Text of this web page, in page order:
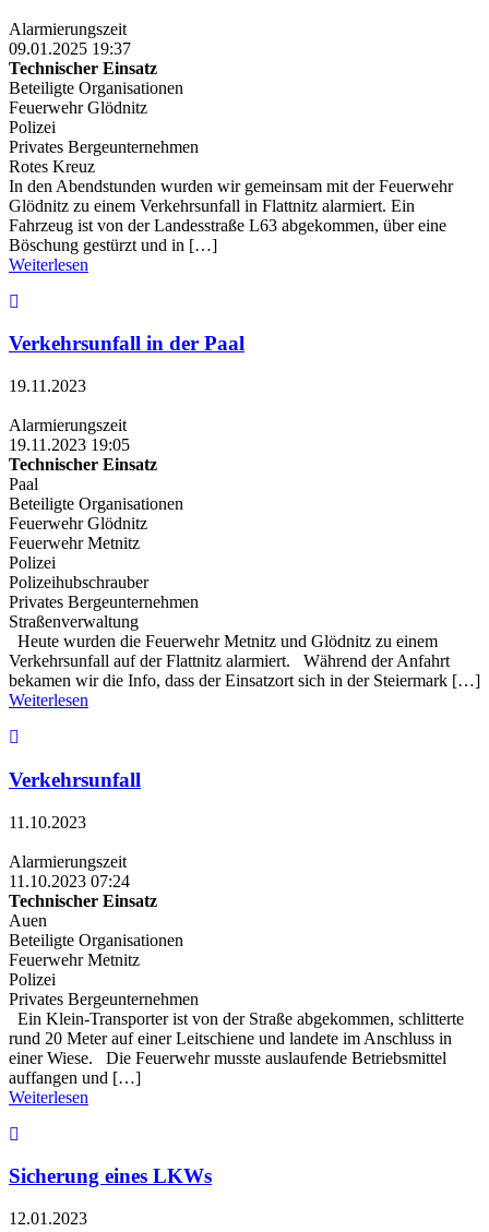
Alarmierungszeit
09.01.2025 19:37
Technischer Einsatz
Beteiligte Organisationen
Feuerwehr Glödnitz
Polizei
Privates Bergeunternehmen
Rotes Kreuz
In den Abendstunden wurden wir gemeinsam mit der Feuerwehr
Glödnitz zu einem Verkehrsunfall in Flattnitz alarmiert. Ein
Fahrzeug ist von der Landesstraße L63 abgekommen, über eine
Böschung gestürzt und in […]
Weiterlesen
Verkehrsunfall in der Paal
19.11.2023
Alarmierungszeit
19.11.2023 19:05
Technischer Einsatz
Paal
Beteiligte Organisationen
Feuerwehr Glödnitz
Feuerwehr Metnitz
Polizei
Polizeihubschrauber
Privates Bergeunternehmen
Straßenverwaltung
Heute wurden die Feuerwehr Metnitz und Glödnitz zu einem
Verkehrsunfall auf der Flattnitz alarmiert. Während der Anfahrt
bekamen wir die Info, dass der Einsatzort sich in der Steiermark […]
Weiterlesen
Verkehrsunfall
11.10.2023
Alarmierungszeit
11.10.2023 07:24
Technischer Einsatz
Auen
Beteiligte Organisationen
Feuerwehr Metnitz
Polizei
Privates Bergeunternehmen
Ein Klein-Transporter ist von der Straße abgekommen, schlitterte
rund 20 Meter auf einer Leitschiene und landete im Anschluss in
einer Wiese. Die Feuerwehr musste auslaufende Betriebsmittel
auffangen und […]
Weiterlesen
Sicherung eines LKWs
12.01.2023